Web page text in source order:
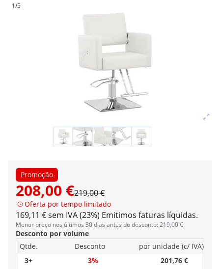
1/5
Promoção
208,00 €219,00 €
Oferta por tempo limitado
169,11 € sem IVA (23%) Emitimos faturas líquidas.
Menor preço nos últimos 30 dias antes do desconto: 219,00 €
Desconto por volume
Qtde.
Desconto
por unidade (c/ IVA)
3+
3%
201,76 €